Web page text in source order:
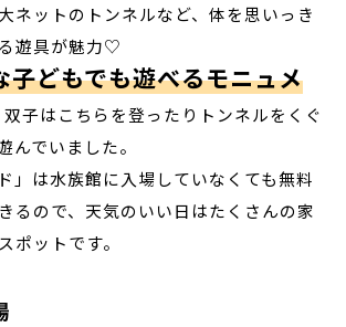
ネットのトンネルなど、体を思いっき
遊具が魅力♡
子どもでも遊べるモニュメ
子はこちらを登ったりトンネルをくぐ
んでいました。
」は水族館に入場していなくても無料
るので、天気のいい日はたくさんの家
ポットです。